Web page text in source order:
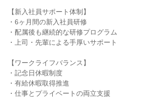
【新入社員サポート体制】
・6ヶ月間の新入社員研修
・配属後も継続的な研修プログラム
・上司・先輩による手厚いサポート
【ワークライフバランス】
・記念日休暇制度
・有給休暇取得推進
・仕事とプライベートの両立支援